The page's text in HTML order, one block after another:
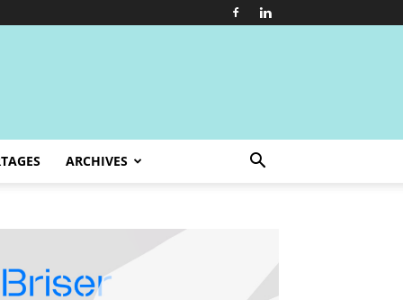
ARCHIVES